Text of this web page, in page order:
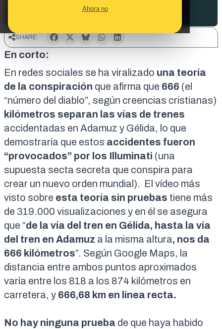
Ahora no
SHARE:
En corto:
En redes sociales se ha viralizado una teoría
de la conspiración que afirma que 666 (el
“número del diablo”, según creencias cristianas)
kilómetros separan las vías de trenes
accidentadas en Adamuz y Gélida, lo que
demostraría que estos accidentes fueron
“provocados” por los Illuminati (una
supuesta secta secreta que conspira para
crear un nuevo orden mundial ). El vídeo más
visto sobre esta teoría sin pruebas tiene más
de 319.000 visualizaciones y en él se asegura
que “de la vía del tren en Gélida, hasta la vía
del tren en Adamuz a la misma altura, nos da
666 kilómetros”. Según Google Maps, la
distancia entre ambos puntos aproximados
varía entre los 818 a los 874 kilómetros en
carretera, y 666,68 km en línea recta.
No hay ninguna prueba de que haya habido